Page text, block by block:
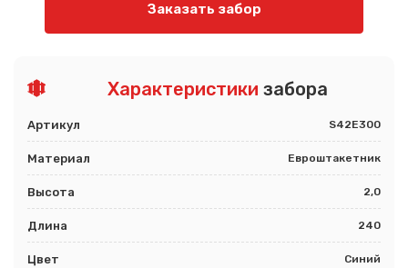
Заказать забор
Характеристики забора
Артикул S42E300
Материал Евроштакетник
Высота 2,0
Длина 240
Цвет Синий